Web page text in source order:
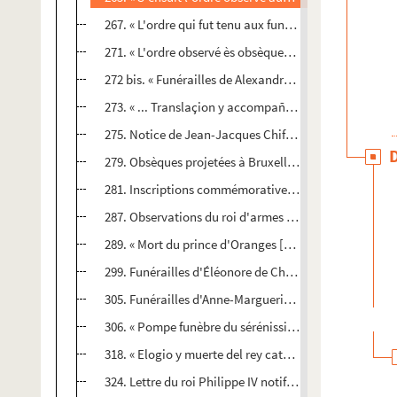
267. « L'ordre qui fut tenu aux funérailles de fut
271. « L'ordre observé ès obsèques et enterrement
272 bis. « Funérailles de Alexandre Farnèze, duc de
273. « ... Translaçion y accompañamento del cuerpo
275. Notice de Jean-Jacques Chiflet, en langue
279. Obsèques projetées à Bruxelles pour Philippe II,
281. Inscriptions commémoratives du roi Philippe II,
287. Observations du roi d'armes des archiducs sur
289. « Mort du prince d'Oranges [Philippe-
299. Funérailles d'Éléonore de Chabot, marquise de
305. Funérailles d'Anne-Marguerite de Rye, dame de
306. « Pompe funèbre du sérénissime prince Albert,
318. « Elogio y muerte del rey catholico don Phelippe
324. Lettre du roi Philippe IV notifiant aux villes de la